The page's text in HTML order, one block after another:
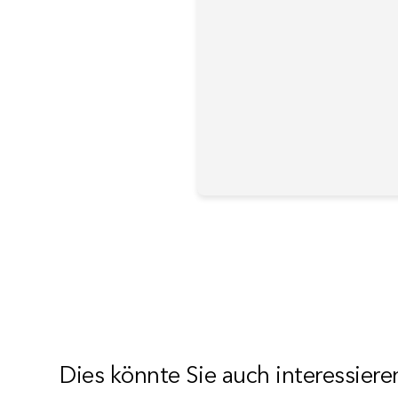
Dies könnte Sie auch